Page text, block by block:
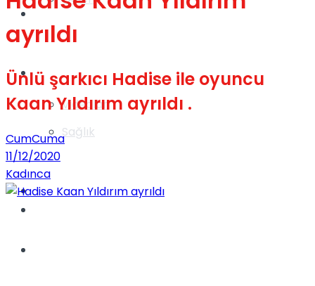
Videolar
Gündem
Yaşam
Sağlık
TV
ayrıldı
Ünlü şarkıcı Hadise ile oyuncu
Kaan Yıldırım ayrıldı .
CumCuma
11/12/2020
Kadınca